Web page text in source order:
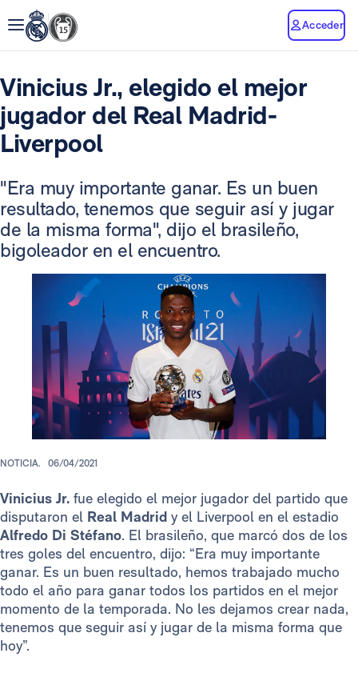
Acceder
Vinicius Jr., elegido el mejor
jugador del Real Madrid-
Liverpool
"Era muy importante ganar. Es un buen
resultado, tenemos que seguir así y jugar
de la misma forma", dijo el brasileño,
bigoleador en el encuentro.
NOTICIA. 06/04/2021
Vinicius Jr. fue elegido el mejor jugador del partido que
disputaron el Real Madrid y el Liverpool en el estadio
Alfredo Di Stéfano. El brasileño, que marcó dos de los
tres goles del encuentro, dijo: “Era muy importante
ganar. Es un buen resultado, hemos trabajado mucho
todo el año para ganar todos los partidos en el mejor
momento de la temporada. No les dejamos crear nada,
tenemos que seguir así y jugar de la misma forma que
hoy”.